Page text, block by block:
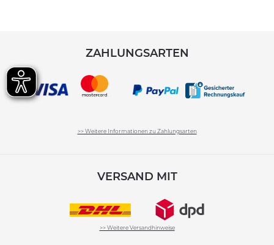
ZAHLUNGSARTEN
>> Weitere Informationen zu Zahlungsarten
VERSAND MIT
>> Weitere Versandhinweise